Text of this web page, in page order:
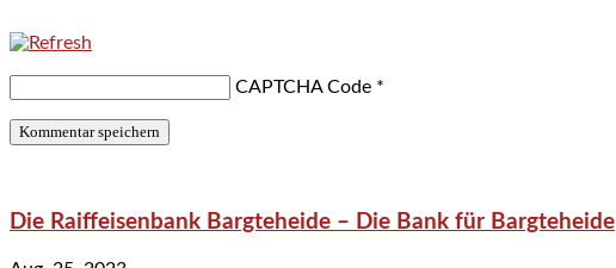
CAPTCHA Code *
Die Raiffeisenbank Bargteheide – Die Bank für Bargteheide